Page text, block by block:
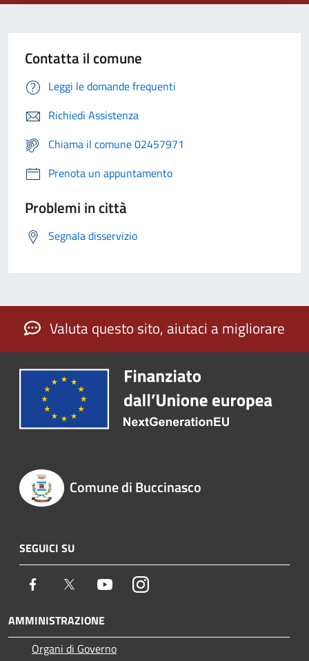
Contatta il comune
Leggi le domande frequenti
Richiedi Assistenza
Chiama il comune 02457971
Prenota un appuntamento
Problemi in città
Segnala disservizio
Valuta questo sito, aiutaci a migliorare
Comune di Buccinasco
SEGUICI SU
Facebook Twitter YoutubeInstagram
AMMINISTRAZIONE
Organi di Governo